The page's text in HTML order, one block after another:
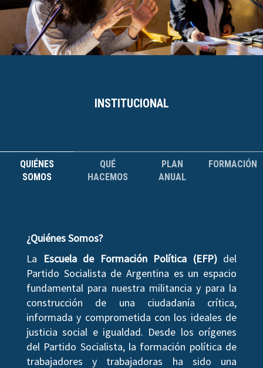
INSTITUCIONAL
QUIÉNES
SOMOS
QUÉ
HACEMOS
PLAN
ANUAL
FORMACIÓN
¿Quiénes Somos?
La
Escuela de Formación Política (EFP)del
Partido Socialista de Argentina es un espacio
fundamental para nuestra militancia y para la
construcción de una ciudadanía crítica,
informada y comprometida con los ideales de
justicia social e igualdad. Desde los orígenes
del Partido Socialista, la formación política de
trabajadores y trabajadoras ha sido una